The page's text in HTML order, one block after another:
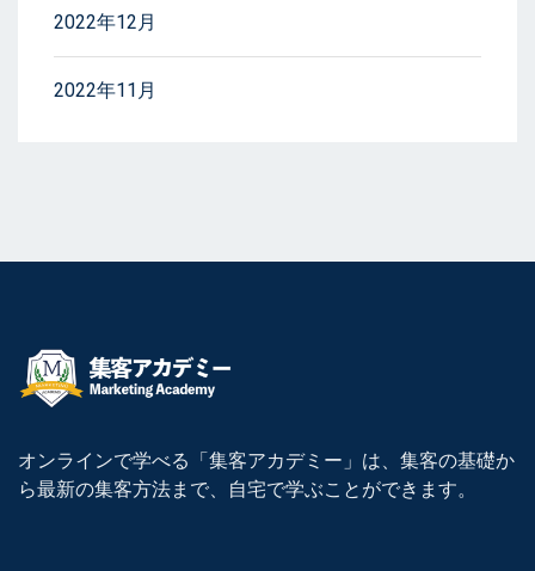
2022年12月
2022年11月
オンラインで学べる「集客アカデミー」は、集客の基礎か
ら最新の集客方法まで、自宅で学ぶことができます。